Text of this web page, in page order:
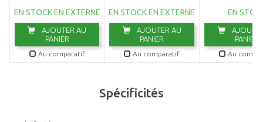
EN STOCK EN EXTERNE
AJOUTER AU
PANIER
Au comparatif
EN STOCK EN EXTERNE
AJOUTER AU
PANIER
Au comparatif
EN
PANIER
Au
Spécificités